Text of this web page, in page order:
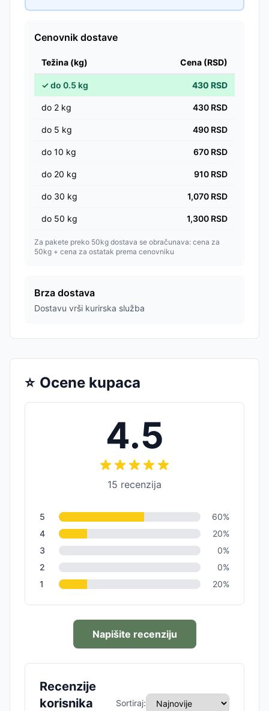
Cenovnik dostave
Težina (kg) Cena (RSD)
✓do 0.5 kg 430 RSD
do 2 kg 430 RSD
do 5 kg 490 RSD
do 10 kg 670 RSD
do 20 kg 910 RSD
do 30 kg 1,070 RSD
do 50 kg 1,300 RSD
Za pakete preko 50kg dostava se obračunava: cena za
50kg + cena za ostatak prema cenovniku
Brza dostava
Dostavu vrši kurirska služba
⭐ Ocene kupaca
4.5
15 recenzija
5 60%
4
20%
3
0%
2
0%
1
20%
Napišite recenziju
Recenzije
korisnika
Sortiraj: